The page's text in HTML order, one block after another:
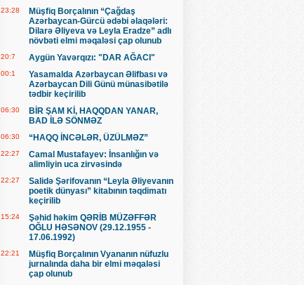
23:28
Müşfiq Borçalının “Çağdaş
Azərbaycan-Gürcü ədəbi əlaqələri:
Dilarə Əliyeva və Leyla Eradze” adlı
növbəti elmi məqaləsi çap olunub
20:7 Aygün Yavərqızı: "DAR AĞACI"
00:1
Yasamalda Azərbaycan Əlifbası və
Azərbaycan Dili Günü münasibətilə
tədbir keçirilib
06:30
BİR ŞAM Kİ, HAQQDAN YANAR,
BAD İLƏ SÖNMƏZ
06:30 “HAQQ İNCƏLƏR, ÜZÜLMƏZ”
22:27
Camal Mustafayev: İnsanlığın və
alimliyin uca zirvəsində
22:27
Salidə Şərifovanın “Leyla Əliyevanın
poetik dünyası” kitabının təqdimatı
keçirilib
15:24
Şəhid həkim QƏRİB MÜZƏFFƏR
OĞLU HƏSƏNOV (29.12.1955 -
17.06.1992)
22:21
Müşfiq Borçalının Vyananın nüfuzlu
jurnalında daha bir elmi məqaləsi
çap olunub